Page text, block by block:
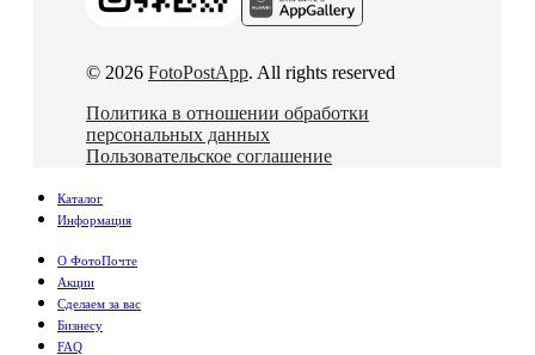
© 2026 FotoPostApp. All rights reserved
Политика в отношении обработки
персональных данных
Пользовательское соглашение
Каталог
Информация
О ФотоПочте
Акции
Сделаем за вас
Бизнесу
FAQ